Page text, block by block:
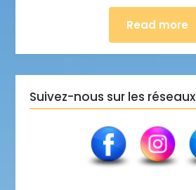
Read more
Suivez-nous sur les réseaux